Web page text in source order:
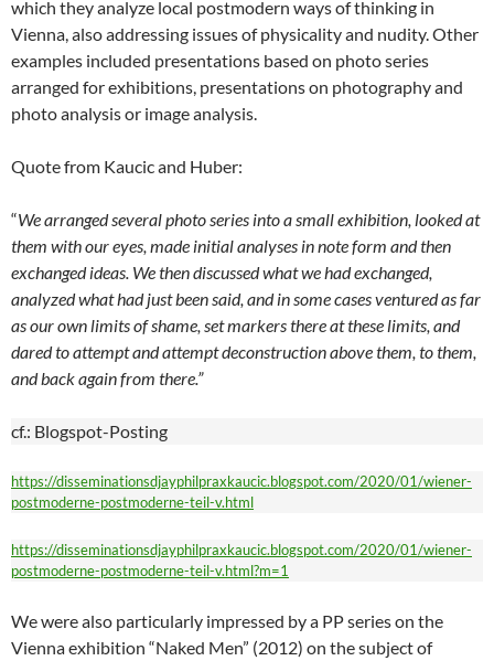
which they analyze local postmodern ways of thinking in
Vienna, also addressing issues of physicality and nudity. Other
examples included presentations based on photo series
arranged for exhibitions, presentations on photography and
photo analysis or image analysis.
Quote from Kaucic and Huber:
“We arranged several photo series into a small exhibition, looked at
them with our eyes, made initial analyses in note form and then
exchanged ideas. We then discussed what we had exchanged,
analyzed what had just been said, and in some cases ventured as far
as our own limits of shame, set markers there at these limits, and
dared to attempt and attempt deconstruction above them, to them,
and back again from there.”
cf.: Blogspot-Posting
https://disseminationsdjayphilpraxkaucic.blogspot.com/2020/01/wiener-
postmoderne-postmoderne-teil-v.html
https://disseminationsdjayphilpraxkaucic.blogspot.com/2020/01/wiener-
postmoderne-postmoderne-teil-v.html?m=1
We were also particularly impressed by a PP series on the
Vienna exhibition “Naked Men” (2012) on the subject of